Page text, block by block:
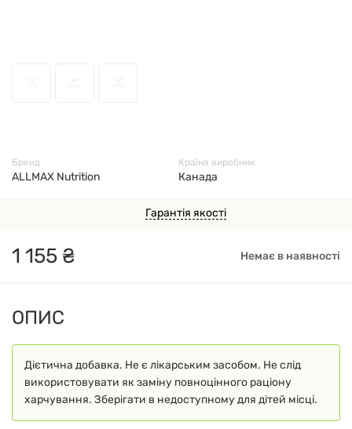
Гарантія якості
1 155 ₴ Немає в наявності
Бренд
ALLMAX Nutrition
Країна виробник
Канада
ОПИС
Дієтична добавка. Не є лікарським засобом. Не слід
використовувати як заміну повноцінного раціону
харчування. Зберігати в недоступному для дітей місці.